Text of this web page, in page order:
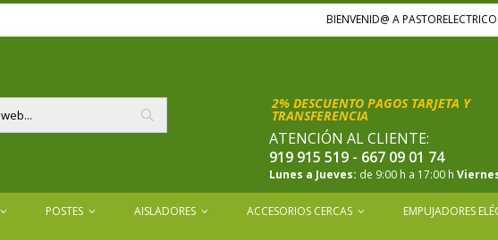
BIENVENID@ A
2% DESCUENTO PAGOS TARJETA Y
TRANSFERENCIA
ATENCIÓN AL CLIENTE:
919 915 519 - 667 09 01 74
Lunes a Jueves: de 9:00 h a 17:00 h
POSTES AISLADORES ACCESORIOS CERCAS EMPUJADORES